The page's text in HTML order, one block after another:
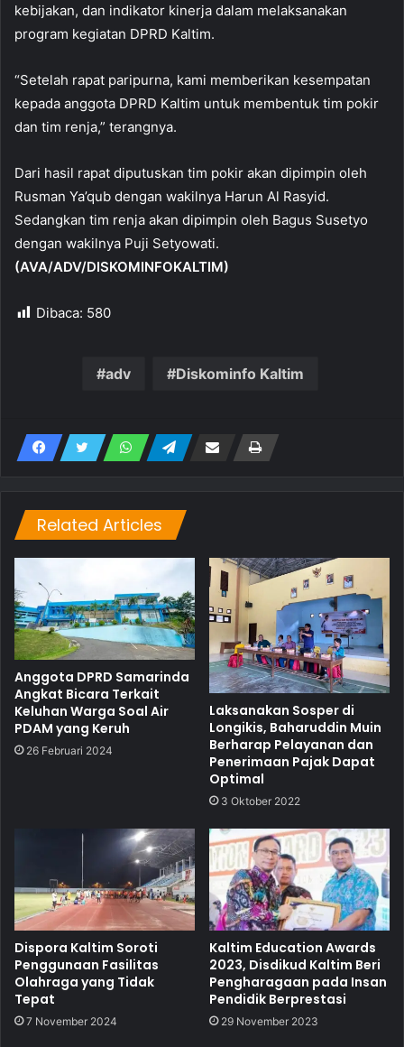
kebijakan, dan indikator kinerja dalam melaksanakan
program kegiatan DPRD Kaltim.
“Setelah rapat paripurna, kami memberikan kesempatan
kepada anggota DPRD Kaltim untuk membentuk tim pokir
dan tim renja,” terangnya.
Dari hasil rapat diputuskan tim pokir akan dipimpin oleh
Rusman Ya’qub dengan wakilnya Harun Al Rasyid.
Sedangkan tim renja akan dipimpin oleh Bagus Susetyo
dengan wakilnya Puji Setyowati.
(AVA/ADV/DISKOMINFOKALTIM)
Dibaca: 580
adv Diskominfo Kaltim
Related Articles
Anggota DPRD Samarinda
Angkat Bicara Terkait
Keluhan Warga Soal Air
PDAM yang Keruh
26 Februari 2024
Laksanakan Sosper di
Longikis, Baharuddin Muin
Berharap Pelayanan dan
Penerimaan Pajak Dapat
Optimal
3 Oktober 2022
Dispora Kaltim Soroti
Penggunaan Fasilitas
Olahraga yang Tidak
Tepat
7 November 2024
Kaltim Education Awards
2023, Disdikud Kaltim Beri
Pengharagaan pada Insan
Pendidik Berprestasi
29 November 2023